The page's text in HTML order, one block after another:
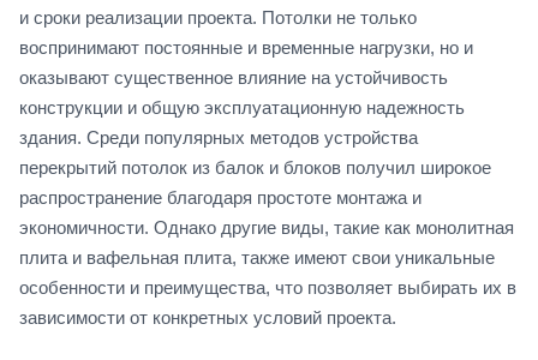
и сроки реализации проекта. Потолки не только
воспринимают постоянные и временные нагрузки, но и
оказывают существенное влияние на устойчивость
конструкции и общую эксплуатационную надежность
здания. Среди популярных методов устройства
перекрытий потолок из балок и блоков получил широкое
распространение благодаря простоте монтажа и
экономичности. Однако другие виды, такие как монолитная
плита и вафельная плита, также имеют свои уникальные
особенности и преимущества, что позволяет выбирать их в
зависимости от конкретных условий проекта.